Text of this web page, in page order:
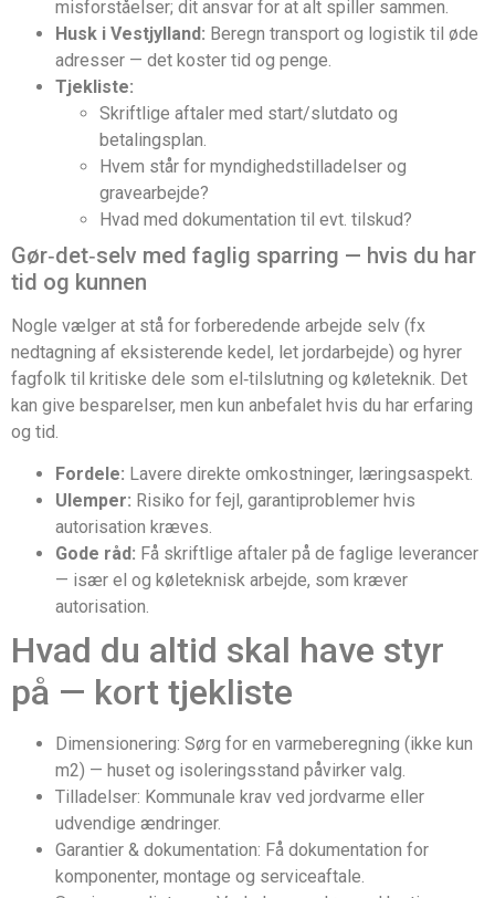
misforståelser; dit ansvar for at alt spiller sammen.
Husk i Vestjylland: Beregn transport og logistik til øde
adresser — det koster tid og penge.
Tjekliste:
Skriftlige aftaler med start/slutdato og
betalingsplan.
Hvem står for myndighedstilladelser og
gravearbejde?
Hvad med dokumentation til evt. tilskud?
Gør‑det‑selv med faglig sparring — hvis du har
tid og kunnen
Nogle vælger at stå for forberedende arbejde selv (fx
nedtagning af eksisterende kedel, let jordarbejde) og hyrer
fagfolk til kritiske dele som el‑tilslutning og køleteknik. Det
kan give besparelser, men kun anbefalet hvis du har erfaring
og tid.
Fordele: Lavere direkte omkostninger, læringsaspekt.
Ulemper: Risiko for fejl, garantiproblemer hvis
autorisation kræves.
Gode råd: Få skriftlige aftaler på de faglige leverancer
— især el og køleteknisk arbejde, som kræver
autorisation.
Hvad du altid skal have styr
på — kort tjekliste
Dimensionering: Sørg for en varmeberegning (ikke kun
m2) — huset og isoleringsstand påvirker valg.
Tilladelser: Kommunale krav ved jordvarme eller
udvendige ændringer.
Garantier & dokumentation: Få dokumentation for
komponenter, montage og serviceaftale.